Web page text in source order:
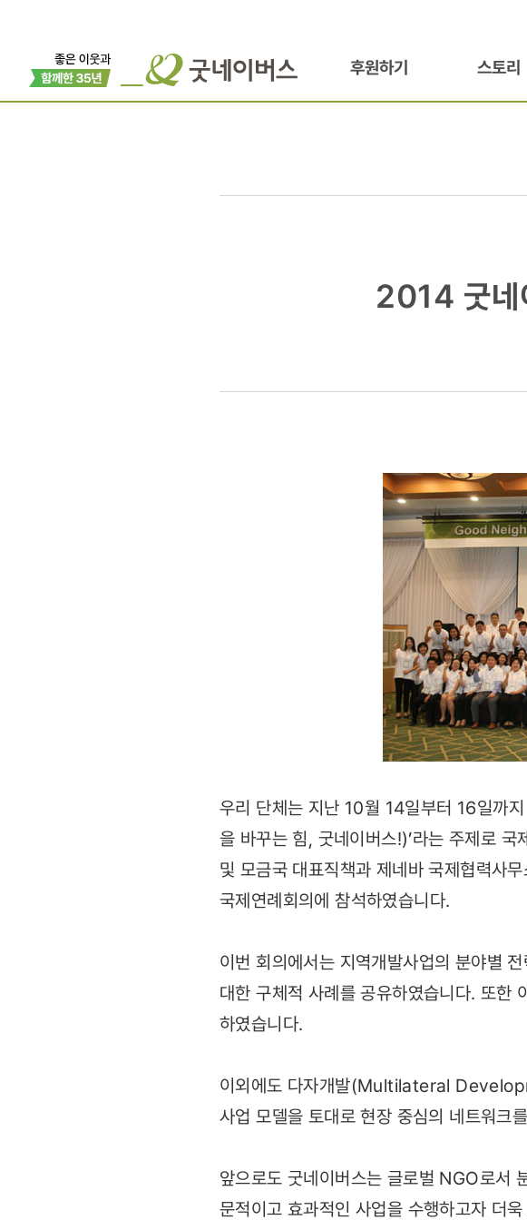
후원하기 스토리
국제연례회의
2014 굿네
우리 단체는 지난 10월 14일부터 16일
을 바꾸는 힘, 굿네이버스!)’라는 주제로
및 모금국 대표직책과 제네바 국제협력사
국제연례회의에 참석하였습니다.
이번 회의에서는 지역개발사업의 분야별
대한 구체적 사례를 공유하였습니다. 또한
하였습니다.
이외에도 다자개발(Multilateral
사업 모델을 토대로 현장 중심의 네트워크
앞으로도 굿네이버스는 글로벌 NGO로서
문적이고 효과적인 사업을 수행하고자 더